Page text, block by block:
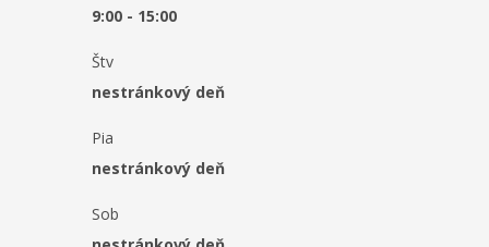
9:00 - 15:00
Štv
nestránkový deň
Pia
nestránkový deň
Sob